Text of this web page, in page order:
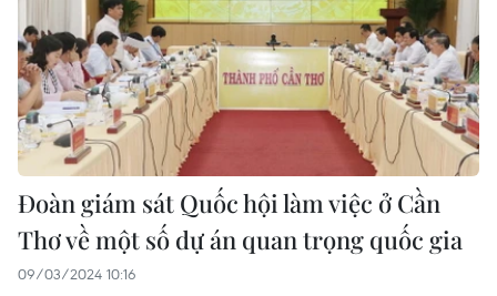
Đoàn giám sát Quốc hội làm việc ở Cần
Thơ về một số dự án quan trọng quốc gia
09/03/2024 10:16